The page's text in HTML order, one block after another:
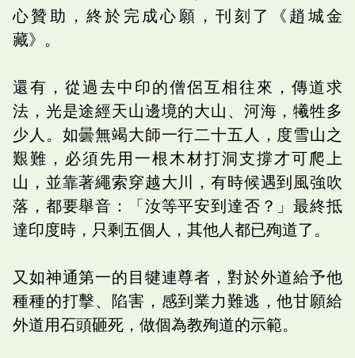
心贊助，終於完成心願，刊刻了《趙城金
藏》。
還有，從過去中印的僧侶互相往來，傳道求
法，光是途經天山邊境的大山、河海，犧牲多
少人。如曇無竭大師一行二十五人，度雪山之
艱難，必須先用一根木材打洞支撐才可爬上
山，並靠著繩索穿越大川，有時候遇到風強吹
落，都要舉音：「汝等平安到達否？」最終抵
達印度時，只剩五個人，其他人都已殉道了。
又如神通第一的目犍連尊者，對於外道給予他
種種的打擊、陷害，感到業力難逃，他甘願給
外道用石頭砸死，做個為教殉道的示範。